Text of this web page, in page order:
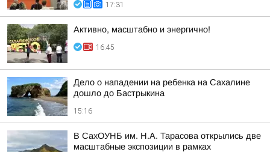
17:31
Активно, масштабно и энергично!
16:45
Дело о нападении на ребенка на Сахалине
дошло до Бастрыкина
15:16
В СахОУНБ им. Н.А. Тарасова открылись две
масштабные экспозиции в рамках